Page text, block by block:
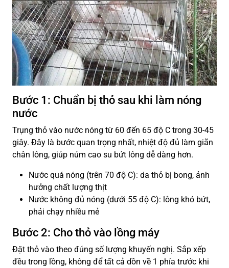
Bước 1: Chuẩn bị thỏ sau khi làm nóng
nước
Trụng thỏ vào nước nóng từ 60 đến 65 độ C trong 30-45
giây. Đây là bước quan trọng nhất, nhiệt độ đủ làm giãn
chân lông, giúp núm cao su bứt lông dễ dàng hơn.
Nước quá nóng (trên 70 độ C): da thỏ bị bong, ảnh
hưởng chất lượng thịt
Nước không đủ nóng (dưới 55 độ C): lông khó bứt,
phải chạy nhiều mẻ
Bước 2: Cho thỏ vào lồng máy
Đặt thỏ vào theo đúng số lượng khuyến nghị. Sắp xếp
đều trong lồng, không để tất cả dồn về 1 phía trước khi